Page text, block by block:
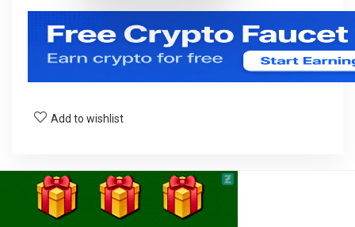
Add to wishlist